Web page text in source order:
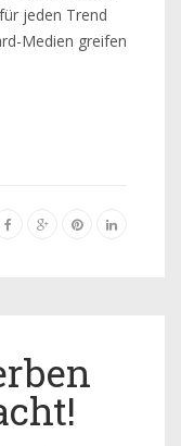
jeden Trend
Medien greifen